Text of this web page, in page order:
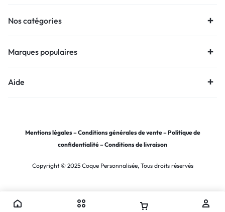
Nos catégories
Marques populaires
Aide
Mentions légales –Conditions générales de vente–Politique de
confidentialité–Conditions de livraison
Copyright © 2025 Coque Personnalisée, Tous droits réservés